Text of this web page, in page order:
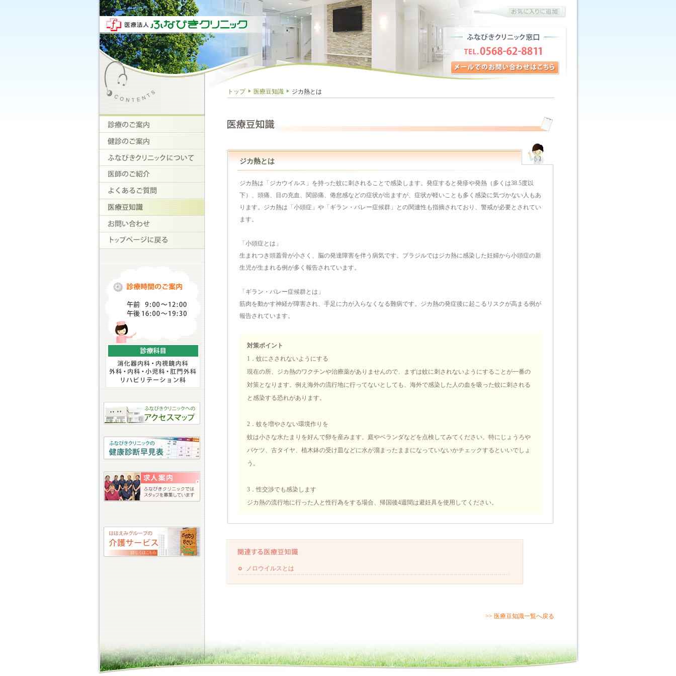
トップ 医療豆知識 ジカ熱とは
ジカ熱とは
ジカ熱は「ジカウイルス」を持った蚊に刺されることで感染します。発症すると発疹や発熱（多くは38.5度以
下）、頭痛、目の充血、関節痛、倦怠感などの症状が出ますが、症状が軽いことも多く感染に気づかない人もあ
ります。ジカ熱は「小頭症」や「ギラン・バレー症候群」との関連性も指摘されており、警戒が必要とされてい
ます。
「小頭症とは」
生まれつき頭蓋骨が小さく、脳の発達障害を伴う病気です。ブラジルではジカ熱に感染した妊婦から小頭症の新
生児が生まれる例が多く報告されています。
「ギラン・バレー症候群とは」
筋肉を動かす神経が障害され、手足に力が入らなくなる難病です。ジカ熱の発症後に起こるリスクが高まる例が
報告されています。
対策ポイント
1．蚊にさされないようにする
現在の所、ジカ熱のワクチンや治療薬がありませんので、まずは蚊に刺されないようにすることが一番の
対策となります。例え海外の流行地に行ってないとしても、海外で感染した人の血を吸った蚊に刺される
と感染する恐れがあります。
2．蚊を増やさない環境作りを
蚊は小さな水たまりを好んで卵を産みます。庭やベランダなどを点検してみてください。特にじょうろや
バケツ、古タイヤ、植木鉢の受け皿などに水が溜まったままになっていないかチェックするといいでしょ
う。
3．性交渉でも感染します
ジカ熱の流行地に行った人と性行為をする場合、帰国後4週間は避妊具を使用してください。
ノロウイルスとは
>> 医療豆知識一覧へ戻る